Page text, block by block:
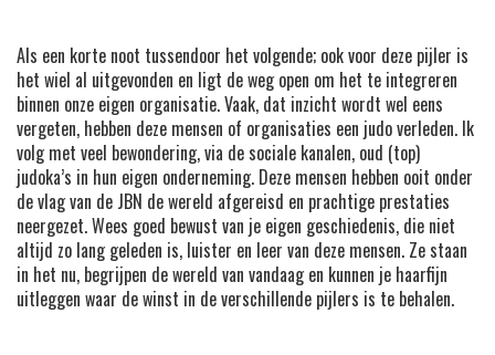
Als een korte noot tussendoor het volgende; ook voor deze pijler is
het wiel al uitgevonden en ligt de weg open om het te integreren
binnen onze eigen organisatie. Vaak, dat inzicht wordt wel eens
vergeten, hebben deze mensen of organisaties een judo verleden. Ik
volg met veel bewondering, via de sociale kanalen, oud (top)
judoka’s in hun eigen onderneming. Deze mensen hebben ooit onder
de vlag van de JBN de wereld afgereisd en prachtige prestaties
neergezet. Wees goed bewust van je eigen geschiedenis, die niet
altijd zo lang geleden is, luister en leer van deze mensen. Ze staan
in het nu, begrijpen de wereld van vandaag en kunnen je haarfijn
uitleggen waar de winst in de verschillende pijlers is te behalen.